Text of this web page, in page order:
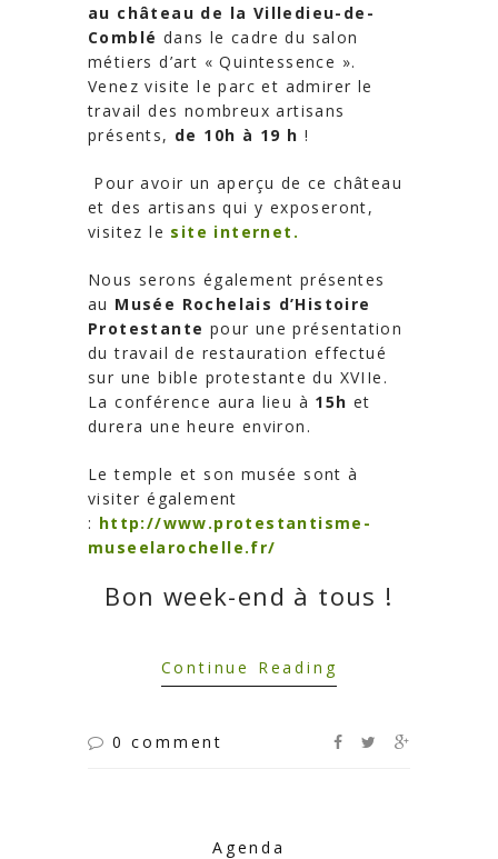
au château de la Villedieu-de-
Comblé dans le cadre du salon
métiers d’art « Quintessence ».
Venez visite le parc et admirer le
travail des nombreux artisans
présents, de 10h à 19 h !
Pour avoir un aperçu de ce château
et des artisans qui y exposeront,
visitez le site internet.
Nous serons également présentes
au Musée Rochelais d’Histoire
Protestante pour une présentation
du travail de restauration effectué
sur une bible protestante du XVIIe.
La conférence aura lieu à 15h et
durera une heure environ.
Le temple et son musée sont à
visiter également
: http://www.protestantisme-
museelarochelle.fr/
Bon week-end à tous !
Continue Reading
0 comment
Agenda